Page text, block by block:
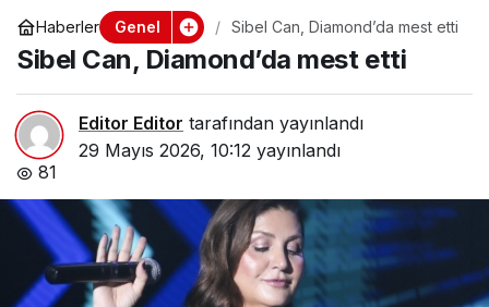
Haberler Genel Sibel Can, Diamond’da mest etti
Sibel Can, Diamond’da mest etti
Editor Editor tarafından yayınlandı
29 Mayıs 2026, 10:12 yayınlandı
81